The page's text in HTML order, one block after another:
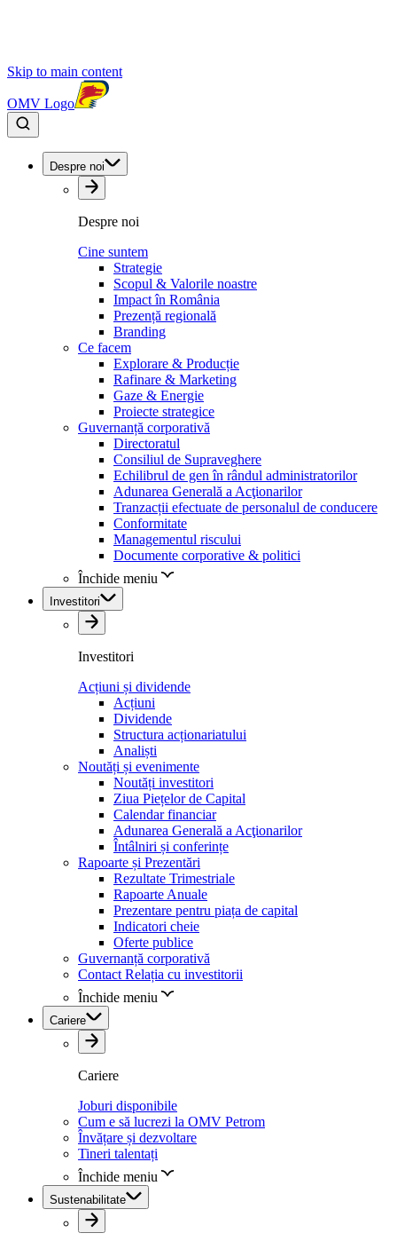
Skip to main content
OMV Logo
Despre noi
Despre noi
Cine suntem
Strategie
Scopul & Valorile noastre
Impact în România
Prezență regională
Branding
Ce facem
Explorare & Producție
Rafinare & Marketing
Gaze & Energie
Proiecte strategice
Guvernanță corporativă
Directoratul
Consiliul de Supraveghere
Echilibrul de gen în rândul administratorilor
Adunarea Generală a Acţionarilor
Tranzacții efectuate de personalul de conducere
Conformitate
Managementul riscului
Documente corporative & politici
Închide meniu
Investitori
Investitori
Acțiuni și dividende
Acțiuni
Dividende
Structura acționariatului
Analiști
Noutăți și evenimente
Noutăți investitori
Ziua Piețelor de Capital
Calendar financiar
Adunarea Generală a Acţionarilor
Întâlniri și conferințe
Rapoarte și Prezentări
Rezultate Trimestriale
Rapoarte Anuale
Prezentare pentru piața de capital
Indicatori cheie
Oferte publice
Guvernanță corporativă
Contact Relația cu investitorii
Închide meniu
Cariere
Cariere
Joburi disponibile
Cum e să lucrezi la OMV Petrom
Învățare și dezvoltare
Tineri talentați
Închide meniu
Sustenabilitate